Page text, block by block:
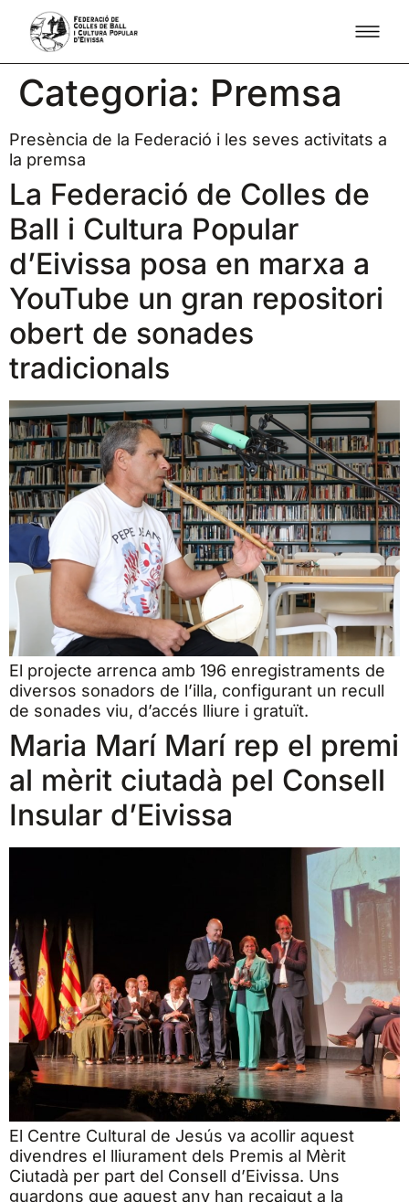
Categoria: Premsa
Presència de la Federació i les seves activitats a
la premsa
La Federació de Colles de
Ball i Cultura Popular
d’Eivissa posa en marxa a
YouTube un gran repositori
obert de sonades
tradicionals
El projecte arrenca amb 196 enregistraments de
diversos sonadors de l’illa, configurant un recull
de sonades viu, d’accés lliure i gratuït.
Maria Marí Marí rep el premi
al mèrit ciutadà pel Consell
Insular d’Eivissa
El Centre Cultural de Jesús va acollir aquest
divendres el lliurament dels Premis al Mèrit
Ciutadà per part del Consell d’Eivissa. Uns
guardons que aquest any han recaigut a la